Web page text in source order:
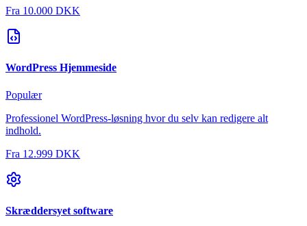
Fra 10.000 DKK
WordPress Hjemmeside
Populær
Professionel WordPress-løsning hvor du selv kan redigere alt
indhold.
Fra 12.999 DKK
Skræddersyet software